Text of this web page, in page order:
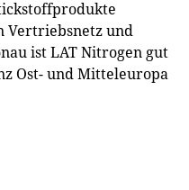
Vertriebsnetz und
ist LAT Nitrogen gut
Ost- und Mitteleuropa